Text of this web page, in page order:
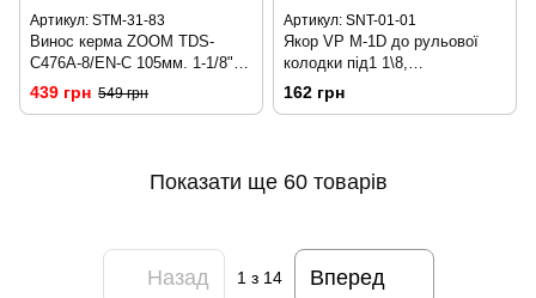
Артикул: STM-31-83
Винос керма ZOOM TDS-
C476A-8/EN-C 105мм. 1-1/8",
для руля 25,4 алюмін. Black
439 грн 549 грн
Артикул: SNT-01-01
Якор VP M-1D до рульової
колодки під1 1\8,
алюмін.кришка
162 грн
Показати ще 60 товарів
Назад 1з 14 Вперед